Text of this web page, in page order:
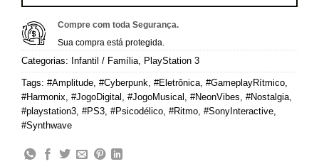
Compre com toda Segurança.
Sua compra está protegida.
Categorias: Infantil / Família PlayStation 3
Tags: #Amplitude #Cyberpunk #Eletrônica #GameplayRítmico
#Harmonix #JogoDigital #JogoMusical #NeonVibes #Nostalgia
#playstation3 #PS3 #Psicodélico #Ritmo #SonyInteractive
#Synthwave